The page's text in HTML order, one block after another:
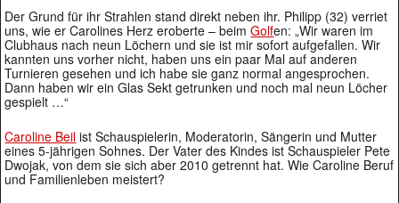
Der Grund für ihr Strahlen stand direkt neben ihr. Philipp (32) verriet
uns, wie er Carolines Herz eroberte – beimGolfen: „Wir waren im
Clubhaus nach neun Löchern und sie ist mir sofort aufgefallen. Wir
kannten uns vorher nicht, haben uns ein paar Mal auf anderen
Turnieren gesehen und ich habe sie ganz normal angesprochen.
Dann haben wir ein Glas Sekt getrunken und noch mal neun Löcher
gespielt …“
Caroline Beil ist Schauspielerin, Moderatorin, Sängerin und Mutter
eines 5-jährigen Sohnes. Der Vater des Kindes ist Schauspieler Pete
Dwojak, von dem sie sich aber 2010 getrennt hat. Wie Caroline Beruf
und Familienleben meistert?